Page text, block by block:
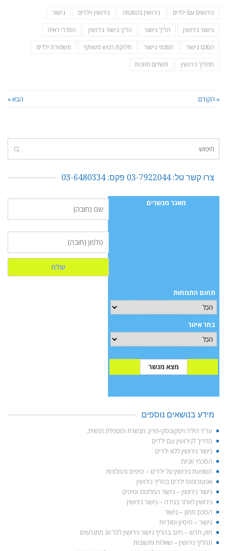
גירושים עם ילדים גירושין בהסכמה גירושין וילדים
גישור
גישור גירושין
הליך גישור הליך גישור גירושין
הסדרי ראיה
הסכם גישור
הסכמי גישור חלוקת רכוש משותף
משמורת ילדים
תהליך גירושין
תשלום מזונות
« הקודם הבא »
צרו קשר טל: 03-7922044 פקס: 03-6480334
מאגר מגשרים
תחום התמחות
בחר איזור
מידע בנושאים נוספים
עו"ד הילה ויטקובסקי-פרץ, מגשרת ומטפלת רגשית.
מדריך לגירושין עם ילדים
גישור גירושין ללא ילדים
הסכמי זוגיות
השפעת גירושין על ילדים – טיפים והמלצות
אפוטרופוס ילדים בהליך גירושין
גישור גירושין – גישור המלצות וטיפים
גירושין לאחר בגידה – גישור גירושין
הסכם ממון – גישור
גישור – חיסיון וסודיות
חוק חדש – חיוב בהליך גישור גירושין לכל זוג מתגרשים
תהליך גירושין – שאלות ותשובות